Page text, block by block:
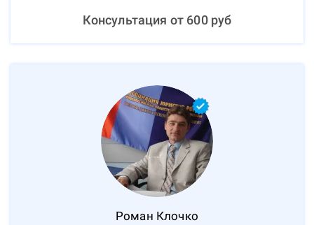
Консультация от 600руб
Роман Клочко